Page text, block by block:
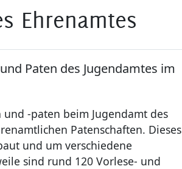
Ehrenamtes
Paten des Jugendamtes im
-paten beim Jugendamt des
Patenschaften. Dieses
und um verschiedene
sind rund 120 Vorlese- und